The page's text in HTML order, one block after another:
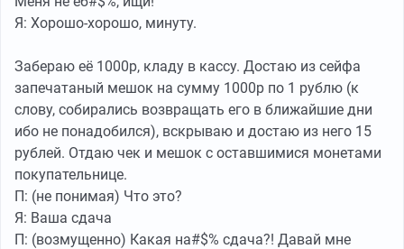
Я: Хорошо-хорошо, минуту.
Забераю её 1000р, кладу в кассу. Достаю из сейфа
запечатаный мешок на сумму 1000р по 1 рублю (к
слову, собирались возвращать его в ближайшие дни
ибо не понадобился), вскрываю и достаю из него 15
рублей. Отдаю чек и мешок с оставшимися монетами
покупательнице.
П: (не понимая) Что это?
Я: Ваша сдача
П: (возмущенно) Какая на#$% сдача?! Давай мне